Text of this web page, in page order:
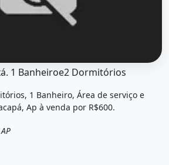
casa no araxá. 1 banheiroe2
1 Banheiroe2 Dormitórios
1 Banheiro, Área de serviço e
Ap à venda por R$600.